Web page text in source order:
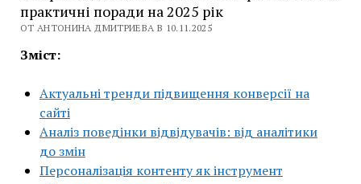
практичні поради на 2025 рік
ОТ АНТОНИНА ДМИТРИЕВА В 10.11.2025
Зміст:
Актуальні тренди підвищення конверсії на
сайті
Аналіз поведінки відвідувачів: від аналітики
до змін
Персоналізація контенту як інструмент